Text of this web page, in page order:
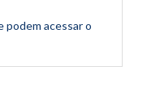
podem acessar o